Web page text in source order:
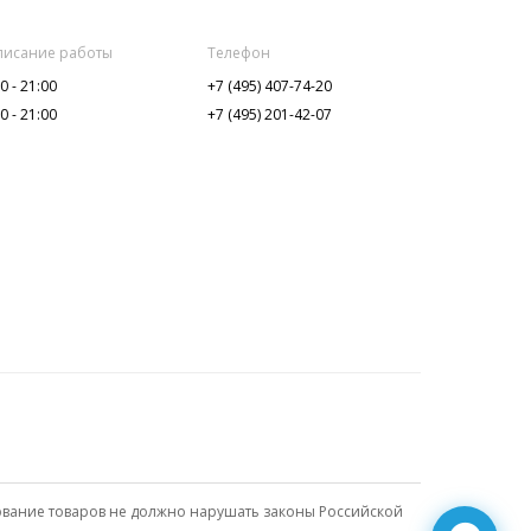
работы
- 21:00
- 21:00
Телефон
+7 (495) 407-74-20
+7 (495) 201-42-07
товаров не должно нарушать законы Российской